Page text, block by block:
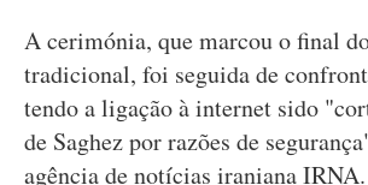
A cerimónia, que marcou o final
tradicional, foi seguida de
tendo a ligação à internet sido
de Saghez por razões de
agência de notícias iraniana IRNA.